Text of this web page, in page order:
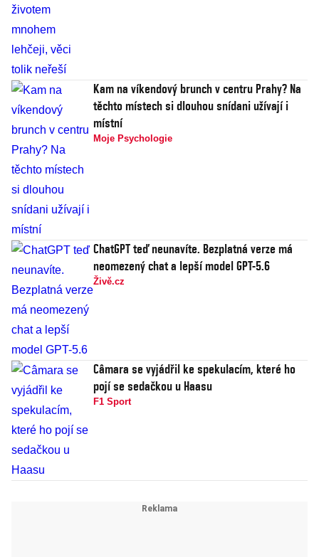
Kam na víkendový brunch v centru Prahy? Na
těchto místech si dlouhou snídani užívají i
místní
Moje Psychologie
ChatGPT teď neunavíte. Bezplatná verze má
neomezený chat a lepší model GPT-5.6
Živě.cz
Câmara se vyjádřil ke spekulacím, které ho
pojí se sedačkou u Haasu
F1 Sport